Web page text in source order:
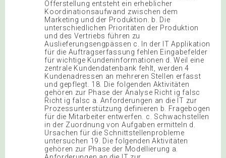
Offerstellung entsteht ein erheblicher
Koordinationsaufwand zwischen dem
Marketing und der Produktion. b. Die
unterschiedlichen Prioritäten der Produktion
und des Vertriebs führen zu
Auslieferungsengpässen c. In der IT Applikation
für die Auftragserfassung fehlen Eingabefelder
für wichtige Kundeninformationen d. Weil eine
zentrale Kundendatenbank fehlt, werden 4
Kundenadressen an mehreren Stellen erfasst
und gepflegt. 18. Die folgenden Aktivitäten
gehören zur Phase der Analyse Richt ig falsc
Richt ig falsc a. Anforderungen an die IT zur
Prozessunterstützung definieren b. Fragebogen
für die Mitarbeiter entwerfen. c. Schwachstellen
in der Zuordnung von Aufgaben ermitteln d.
Ursachen für die Schnittstellenprobleme
untersuchen 19. Die folgenden Aktivitäten
gehören zur Phase der Modellierung a.